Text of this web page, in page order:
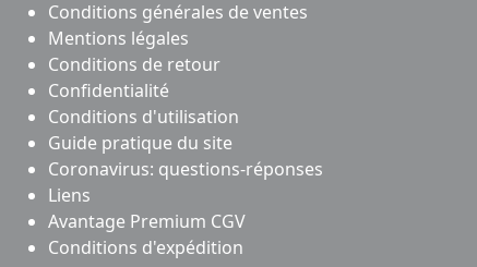
Conditions générales de ventes
Mentions légales
Conditions de retour
Confidentialité
Conditions d'utilisation
Guide pratique du site
Coronavirus: questions-réponses
Liens
Avantage Premium CGV
Conditions d'expédition